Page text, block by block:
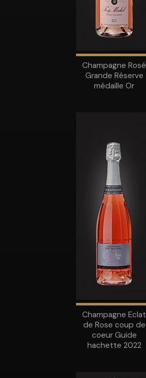
Champagne Rosé
Grande Réserve
médaille Or
Champagne Eclat
de Rose coup de
coeur Guide
hachette 2022